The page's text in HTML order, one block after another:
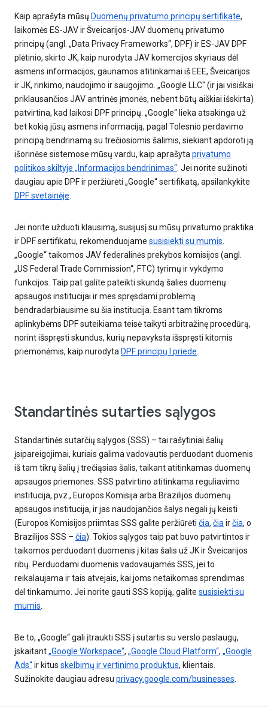
Kaip aprašyta mūsų Duomenų privatumo principų sertifikate,
laikomės ES-JAV ir Šveicarijos-JAV duomenų privatumo
principų (angl. „Data Privacy Frameworks“, DPF) ir ES-JAV DPF
plėtinio, skirto JK, kaip nurodyta JAV komercijos skyriaus dėl
asmens informacijos, gaunamos atitinkamai iš EEE, Šveicarijos
ir JK, rinkimo, naudojimo ir saugojimo. „Google LLC“ (ir jai visiškai
priklausančios JAV antrinės įmonės, nebent būtų aiškiai išskirta)
patvirtina, kad laikosi DPF principų. „Google“ lieka atsakinga už
bet kokią jūsų asmens informaciją, pagal Tolesnio perdavimo
principą bendrinamą su trečiosiomis šalimis, siekiant apdoroti ją
išorinėse sistemose mūsų vardu, kaip aprašytaprivatumo
politikos skiltyje „Informacijos bendrinimas“. Jei norite sužinoti
daugiau apie DPF ir peržiūrėti „Google“ sertifikatą, apsilankykite
DPF svetainėje.
Jei norite užduoti klausimą, susijusį su mūsų privatumo praktika
ir DPF sertifikatu, rekomenduojame susisiekti su mumis.
„Google“ taikomos JAV federalinės prekybos komisijos (angl.
„US Federal Trade Commission“, FTC) tyrimų ir vykdymo
funkcijos. Taip pat galite pateikti skundą šalies duomenų
apsaugos institucijai ir mes spręsdami problemą
bendradarbiausime su šia institucija. Esant tam tikroms
aplinkybėms DPF suteikiama teisė taikyti arbitražinę procedūrą,
norint išspręsti skundus, kurių nepavyksta išspręsti kitomis
priemonėmis, kaip nurodyta DPF principų I priede.
Standartinės sutarties sąlygos
Standartinės sutarčių sąlygos (SSS) – tai rašytiniai šalių
įsipareigojimai, kuriais galima vadovautis perduodant duomenis
iš tam tikrų šalių į trečiąsias šalis, taikant atitinkamas duomenų
apsaugos priemones. SSS patvirtino atitinkama reguliavimo
institucija, pvz., Europos Komisija arba Brazilijos duomenų
apsaugos institucija, ir jas naudojančios šalys negali jų keisti
(Europos Komisijos priimtas SSS galite peržiūrėti čia, čiairčia, o
Brazilijos SSS – čia). Tokios sąlygos taip pat buvo patvirtintos ir
taikomos perduodant duomenis į kitas šalis už JK ir Šveicarijos
ribų. Perduodami duomenis vadovaujamės SSS, jei to
reikalaujama ir tais atvejais, kai joms netaikomas sprendimas
dėl tinkamumo. Jei norite gauti SSS kopiją, galite susisiekti su
mumis.
Be to, „Google“ gali įtraukti SSS į sutartis su verslo paslaugų,
įskaitant„Google Workspace“, „Google Cloud Platform“, „Google
Ads“ir kitus skelbimų ir vertinimo produktus, klientais.
Sužinokite daugiau adresu privacy.google.com/businesses.